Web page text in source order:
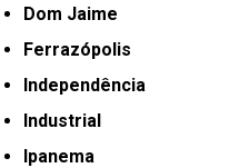
Dom Jaime
Ferrazópolis
Independência
Industrial
Ipanema